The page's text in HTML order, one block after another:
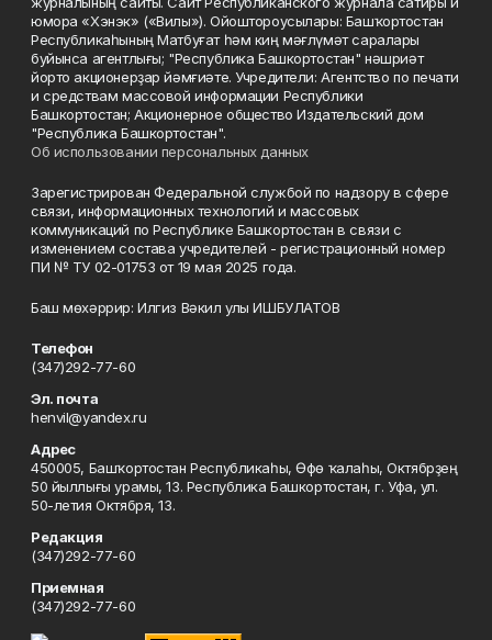
юмора «Хэнэк» («Вилы»). Ойоштороусылары: Башҡортостан
Республикаһының Матбуғат һәм киң мәғлүмәт саралары
буйынса агентлығы; "Республика Башкортостан" нәшриәт
йорто акционерҙар йәмғиәте. Учредители: Агентство по печати
и средствам массовой информации Республики
Башкортостан; Акционерное общество Издательский дом
"Республика Башкортостан".
Об использовании персональных данных
Зарегистрирован Федеральной службой по надзору в сфере
связи, информационных технологий и массовых
коммуникаций по Республике Башкортостан в связи с
изменением состава учредителей - регистрационный номер
ПИ № ТУ 02-01753 от 19 мая 2025 года.
Баш мөхәррир: Илгиз Вәкил улы ИШБУЛАТОВ
Телефон
(347)292-77-60
Эл. почта
henvil@yandex.ru
Адрес
450005, Башҡортостан Республикаһы, Өфө ҡалаһы, Октябрҙең
50 йыллығы урамы, 13. Республика Башкортостан, г. Уфа, ул.
50-летия Октября, 13.
Редакция
(347)292-77-60
Приемная
(347)292-77-60